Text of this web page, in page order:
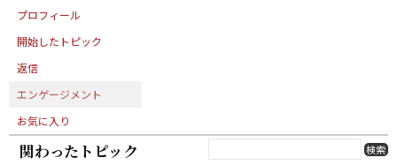
プロフィール
開始したトピック
返信
エンゲージメント
お気に入り
関わったトピック